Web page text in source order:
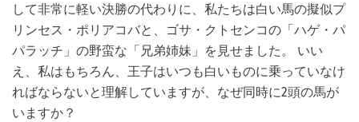
して非常に軽い決勝の代わりに、私たちは白い馬の擬似プ
リンセス・ポリアコバと、ゴサ・クトセンコの「ハゲ・パ
パラッチ」の野蛮な「兄弟姉妹」を見せました。 いい
え、私はもちろん、王子はいつも白いものに乗っていなけ
ればならないと理解していますが、なぜ同時に2頭の馬が
いますか？